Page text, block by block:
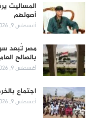
المساليت
أصولهم
أغسطس 9, 2026
مصر تُبعد
بالصالح
أغسطس 9, 2026
اجتماع
أغسطس 9, 2026